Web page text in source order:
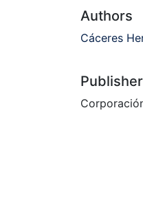
Authors
Cáceres
Publisher